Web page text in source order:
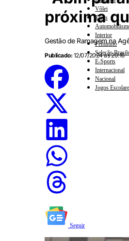
Vôlei
Tênis
Interior
Feminino
Seleção
E-Sports
Internacional
Nacional
Jogos
próxima
Gestão de Ramagem na
Publicado: 12/07/2024 às 20:16
Seguir